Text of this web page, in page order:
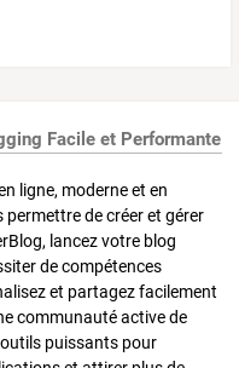
Facile et Performante
ligne, moderne et en
de créer et gérer
lancez votre blog
de compétences
et partagez facilement
communauté active de
puissants pour